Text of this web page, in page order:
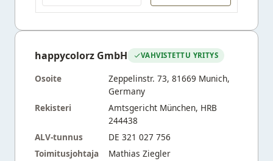
happycolorz GmbH VAHVISTETTU YRITYS
Osoite
Zeppelinstr. 73, 81669 Munich,
Germany
Rekisteri
Amtsgericht München, HRB
244438
ALV-tunnus
DE 321 027 756
Toimitusjohtaja
Mathias Ziegler